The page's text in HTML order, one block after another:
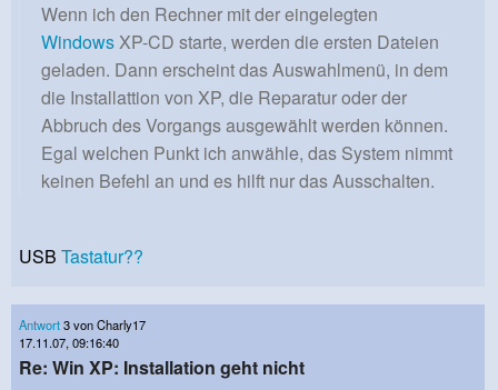
Wenn ich den Rechner mit der eingelegten
WindowsXP-CD starte, werden die ersten Dateien
geladen. Dann erscheint das Auswahlmenü, in dem
die Installattion von XP, die Reparatur oder der
Abbruch des Vorgangs ausgewählt werden können.
Egal welchen Punkt ich anwähle, das System nimmt
keinen Befehl an und es hilft nur das Ausschalten.
USB Tastatur??
Antwort3 von Charly17
17.11.07, 09:16:40
Re: Win XP: Installation geht nicht